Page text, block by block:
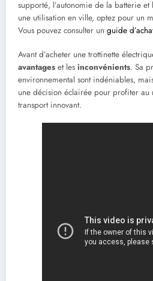
supporté, l’autonomie de la batterie et
une utilisation en ville, optez pour un
Vous pouvez consulter un guide
Avant d’acheter une trottinette
avantages et les inconvénients. Sa
environnemental sont indéniables,
une décision éclairée pour profiter au
transport innovant.